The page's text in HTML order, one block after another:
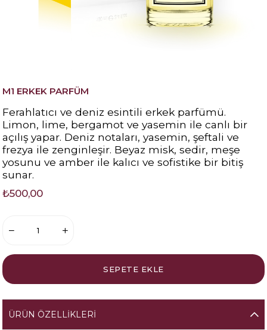
M1 ERKEK PARFÜM
Ferahlatıcı ve deniz esintili erkek parfümü.
Limon, lime, bergamot ve yasemin ile canlı bir
açılış yapar. Deniz notaları, yasemin, şeftali ve
frezya ile zenginleşir. Beyaz misk, sedir, meşe
yosunu ve amber ile kalıcı ve sofistike bir bitiş
sunar.
₺500,00
ÜRÜN ÖZELLIKLERI